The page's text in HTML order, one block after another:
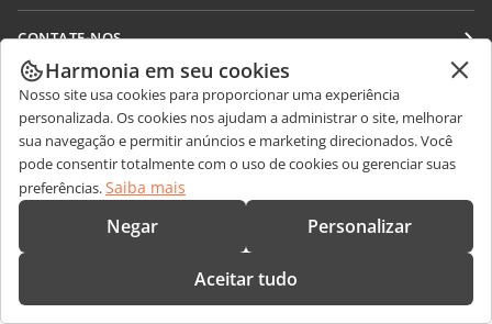
Aplicativos para desktop
Cursos de treinamento
Webinars
White papers
Formulário de contato de suporte
Solicitar demonstração
CONTATE-NOS
Perguntas sobre vendas sales@onlyoffice.com
Consultas de parceiros partners@onlyoffice.com
Consultas da imprensapress@onlyoffice.com
Solicite uma ligação
onlyoffice.com
© Ascensio System SIA 2026. Todos os direitos reservados.
Harmonia em seu cookies
Nosso site usa cookies para proporcionar uma experiência
personalizada. Os cookies nos ajudam a administrar o site, melhorar
sua navegação e permitir anúncios e marketing direcionados. Você
pode consentir totalmente com o uso de cookies ou gerenciar suas
preferências.Saiba mais
Negar Personalizar
Aceitar tudo